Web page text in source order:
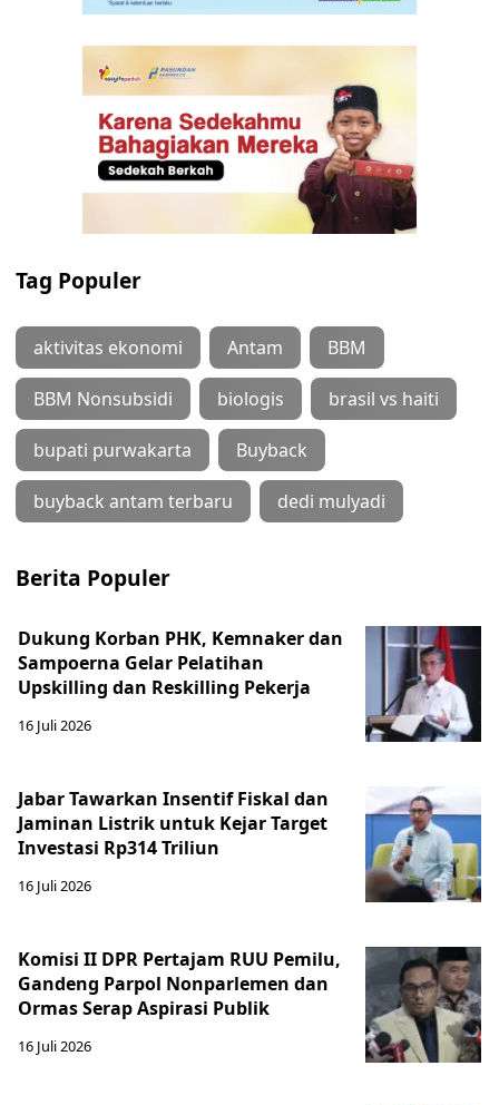
Tag Populer
aktivitas ekonomi Antam BBM
BBM Nonsubsidi biologis brasil vs haiti
bupati purwakarta Buyback
buyback antam terbaru dedi mulyadi
Berita Populer
Dukung Korban PHK, Kemnaker dan
Sampoerna Gelar Pelatihan
Upskilling dan Reskilling Pekerja
16 Juli 2026
Jabar Tawarkan Insentif Fiskal dan
Jaminan Listrik untuk Kejar Target
Investasi Rp314 Triliun
16 Juli 2026
Komisi II DPR Pertajam RUU Pemilu,
Gandeng Parpol Nonparlemen dan
Ormas Serap Aspirasi Publik
16 Juli 2026